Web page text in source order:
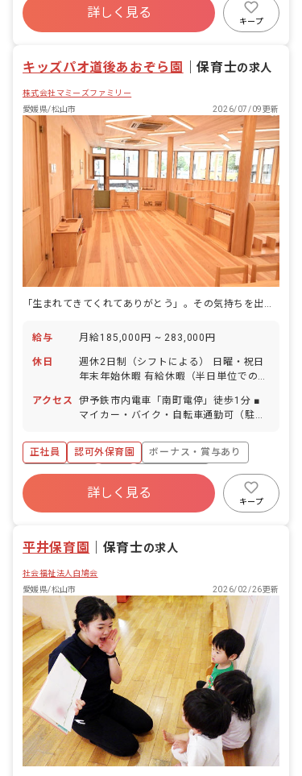
います。 ■保育方針：該当なし ■園児年
齢層：0～2歳児 ■書類作成ツール導入：
あり ■保護者との連絡アプリ導入：あり
福利厚生充実
退職金制度
昇給昇進あり
詳しく見る
キープ
キッズパオ道後あおぞら園 ｜保育士の求人
株式会社マミーズファミリー
愛媛県/松山市
2026/07/09更新
給与 月給185,000円 ~ 283,000円
休日
週休2日制（シフトによる） 日曜・祝日
年末年始休暇 有給休暇（半日単位での取
産前産後・育児休暇（取得率・復帰率と
もに100％） バースデイ休暇 ※希望休相
与）
アクセス
伊予鉄市内電車「南町電停」徒歩1分 ■
マイカー・バイク・自転車通勤可（駐車
正社員
認可外保育園
ボーナス・賞与あり
社会保険完備
有給
福利厚生充実
昇給昇進あり
産休育休制度
詳しく見る
キープ
平井保育園 保育士の求人
社会福祉法人白鳩会
愛媛県/松山市
2026/02/26更新